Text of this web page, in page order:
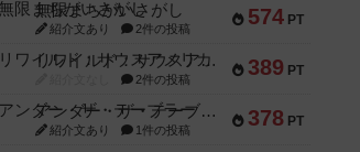
574 PT
無限まちがいさがし
紹介文あり 2件の投稿
389 PT
リワイルド：サウスアメリカ
2件の投稿
378 PT
アンダー・ザ・テーブラー
紹介文あり 1件の投稿